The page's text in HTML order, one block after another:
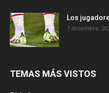
Los
7 diciembre,
TEMAS MÁS VISTOS